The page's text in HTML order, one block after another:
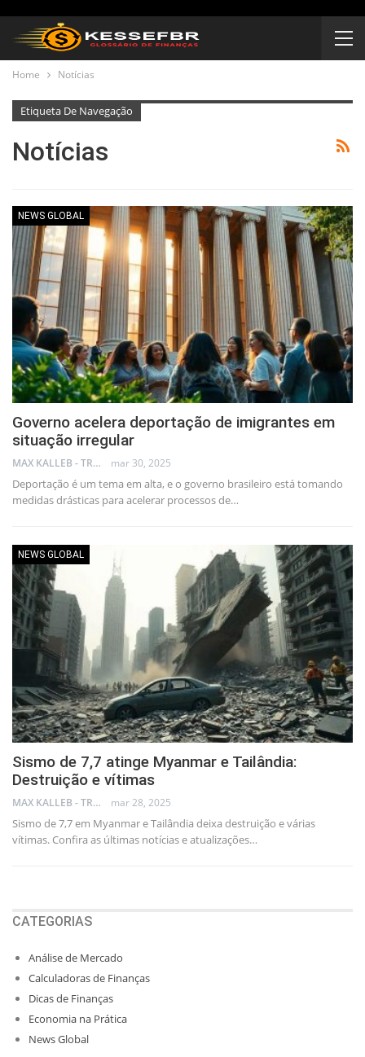
Home Notícias
Etiqueta De Navegação
Notícias
NEWS GLOBAL
Governo acelera deportação de imigrantes em
situação irregular
MAX KALLEB - TRADER mar 30, 2025
Deportação é um tema em alta, e o governo brasileiro está tomando
medidas drásticas para acelerar processos de…
NEWS GLOBAL
Sismo de 7,7 atinge Myanmar e Tailândia:
Destruição e vítimas
MAX KALLEB - TRADER mar 28, 2025
Sismo de 7,7 em Myanmar e Tailândia deixa destruição e várias
vítimas. Confira as últimas notícias e atualizações…
CATEGORIAS
Análise de Mercado
Calculadoras de Finanças
Dicas de Finanças
Economia na Prática
News Global